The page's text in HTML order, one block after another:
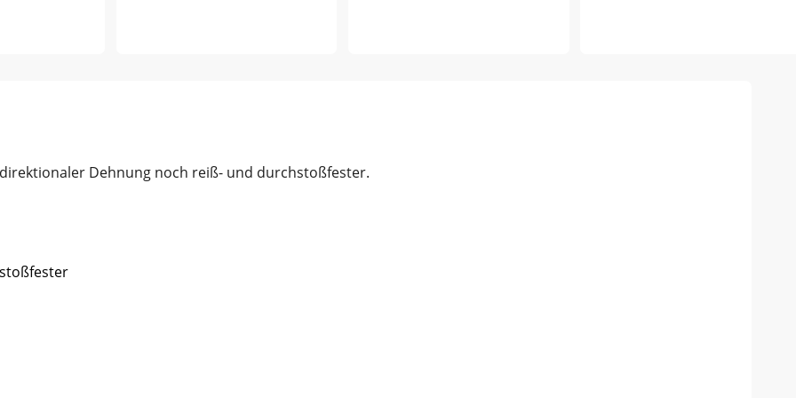
Dehnung noch reiß- und durchstoßfester.